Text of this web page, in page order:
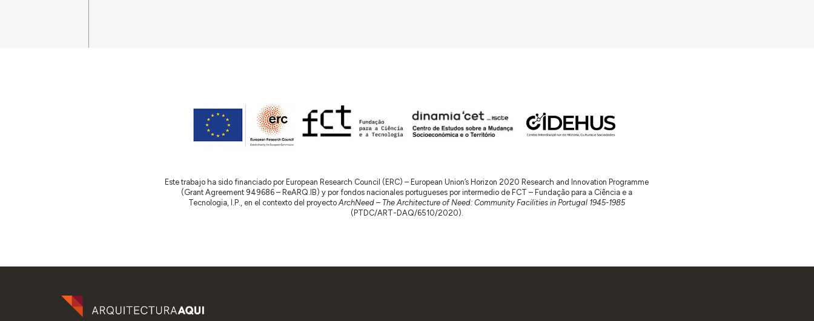
Este trabajo ha sido financiado por European Research Council (ERC) – European Union’s Horizon 2020 Research and Innovation Programme
(Grant Agreement 949686 – ReARQ.IB) y por fondos nacionales portugueses por intermedio de FCT – Fundação para a Ciência e a
Tecnologia, I.P., en el contexto del proyectoArchNeed – The Architecture of Need: Community Facilities in Portugal 1945-1985
(PTDC/ART-DAQ/6510/2020).